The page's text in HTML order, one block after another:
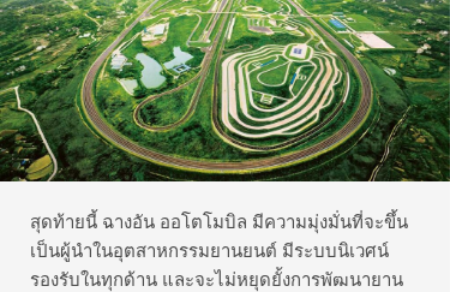
สุดท้ายนี้ ฉางอัน ออโตโมบิล มีความมุ่งมั่นที่จะขึ้น
เป็นผู้นำในอุตสาหกรรมยานยนต์ มีระบบนิเวศน์
รองรับในทุกด้าน และจะไม่หยุดยั้งการพัฒนายาน